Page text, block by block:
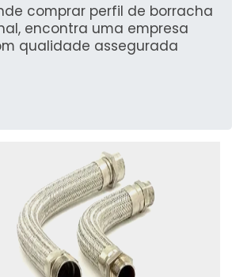
comprar perfil de borracha
encontra uma empresa
qualidade assegurada